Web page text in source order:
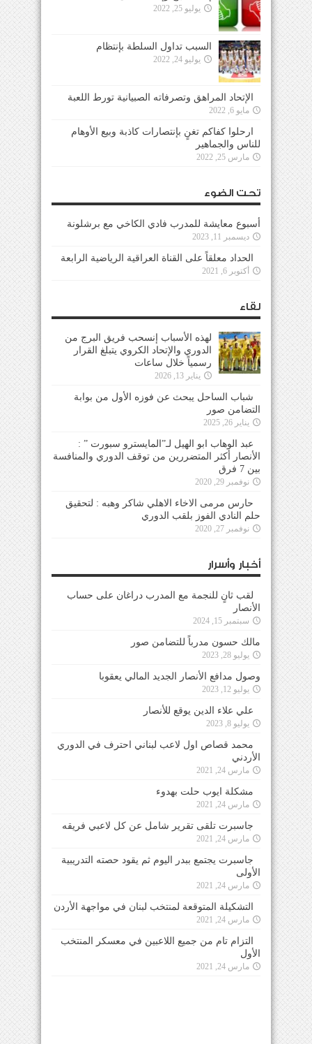
يوليو 25, 2022
السبب تداول السلطة بإنتظام
يوليو 24, 2022
الإتحاد المراهق وتصرفاته الصبيانية تورط اللعبة
مايو 6, 2022
ارحلوا كفاكم تغنٍ بإنتصارات كاذبة وبيع الأوهام
للناس والجماهير
مارس 25, 2022
تحت الضوء
أسبوع معايشة للمدرب فادي الكاخي مع برشلونة
ديسمبر 11, 2023
الحداد معلقاً على القناة العراقية الرياضية الرابعة
أكتوبر 6, 2021
لقاء
لهذه الأسباب إنسحب فريق البرج من
الدوري والإتحاد الكروي يتبلغ القرار
رسمياً خلال ساعات
يناير 13, 2026
شباب الساحل يبحث عن فوزه الأول من بوابة
التضامن صور
يناير 26, 2025
عبد الوهاب ابو الهيل لـ”المايسترو سبورت ” :
الأنصار أكثر المتضررين من توقف الدوري والمنافسة
بين 7 فرق
نوفمبر 29, 2020
حارس مرمى الاخاء الاهلي شاكر وهبه : لتحقيق
حلم النادي الفوز بلقب الدوري
نوفمبر 27, 2020
أخبار وأسرار
لقب ثانٍ للنجمة مع المدرب دراغان على حساب
الأنصار
سبتمبر 15, 2024
مالك حسون مدرباً للتضامن صور
يوليو 28, 2023
وصول مدافع الأنصار الجديد المالي يعقوبا
يوليو 12, 2023
علي علاء الدين يوقع للأنصار
يوليو 8, 2023
محمد قصاص اول لاعب لبناني احترف في الدوري
الأردني
مارس 24, 2021
مشكلة ايوب حلت بهدوء
مارس 24, 2021
جاسبرت تلقى تقرير شامل عن كل لاعبي فريقه
مارس 24, 2021
جاسبرت يجتمع ببدر اليوم ثم يقود حصته التدريبية
الأولى
مارس 24, 2021
التشكيلة المتوقعة لمنتخب لبنان في مواجهة الأردن
مارس 24, 2021
التزام تام من جميع اللاعبين في معسكر المنتخب
الأول
مارس 24, 2021